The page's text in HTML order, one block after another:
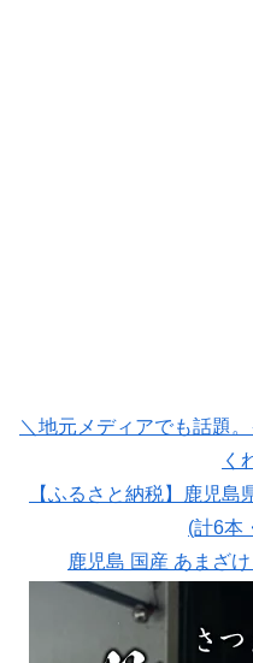
＼地元メディアでも話題
く
【ふるさと納税】鹿児
(計6本
鹿児島 国産 あまざ